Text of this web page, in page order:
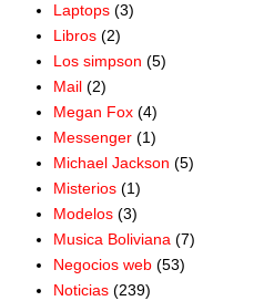
Laptops (3)
Libros (2)
Los simpson (5)
Mail (2)
Megan Fox (4)
Messenger (1)
Michael Jackson (5)
Misterios (1)
Modelos (3)
Musica Boliviana (7)
Negocios web (53)
Noticias (239)